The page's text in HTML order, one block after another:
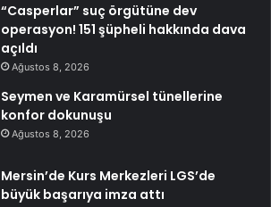
“Casperlar” suç örgütüne dev
operasyon! 151 şüpheli hakkında dava
açıldı
Ağustos 8, 2026
Seymen ve Karamürsel tünellerine
konfor dokunuşu
Ağustos 8, 2026
Mersin’de Kurs Merkezleri LGS’de
büyük başarıya imza attı